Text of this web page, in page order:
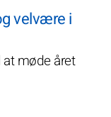
velvære i
møde året